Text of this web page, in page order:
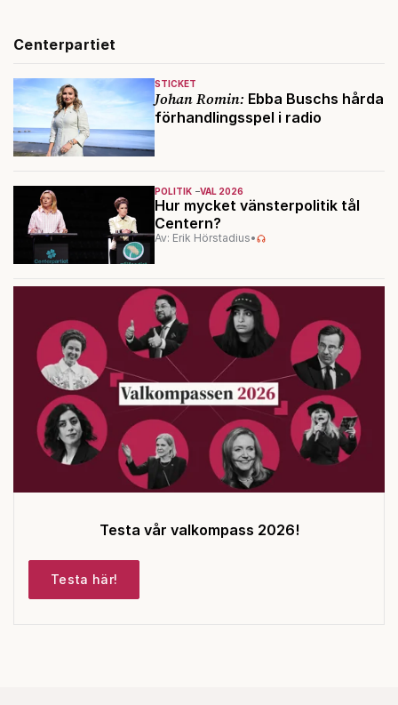
Centerpartiet
STICKET
Johan Romin: Ebba Buschs hårda
förhandlingsspel i radio
POLITIK VAL 2026
Hur mycket vänsterpolitik tål
Centern?
Av: Erik Hörstadius•
Testa vår valkompass 2026!
Testa här!